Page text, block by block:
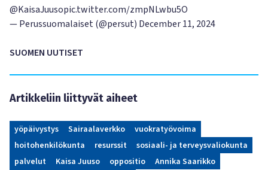
@KaisaJuusopic.twitter.com/zmpNLwbu5O
— Perussuomalaiset (@persut) December 11, 2024
SUOMEN UUTISET
Artikkeliin liittyvät aiheet
yöpäivystys Sairaalaverkko
vuokratyövoima
hoitohenkilökunta
resurssit
sosiaali- ja terveysvaliokunta
palvelut
Kaisa Juuso oppositio
Annika Saarikko